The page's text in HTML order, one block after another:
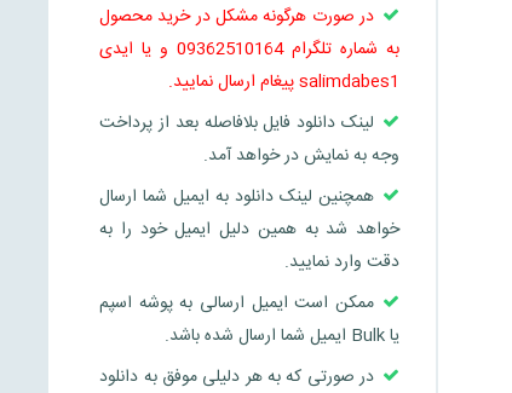
در صورت هرگونه مشکل در خرید محصول
به شماره تلگرام 09362510164 و یا ایدی
salimdabes1 پیغام ارسال نمایید.
لینک دانلود فایل بلافاصله بعد از پرداخت
وجه به نمایش در خواهد آمد.
همچنین لینک دانلود به ایمیل شما ارسال
خواهد شد به همین دلیل ایمیل خود را به
دقت وارد نمایید.
ممکن است ایمیل ارسالی به پوشه اسپم
یا Bulk ایمیل شما ارسال شده باشد.
در صورتی که به هر دلیلی موفق به دانلود